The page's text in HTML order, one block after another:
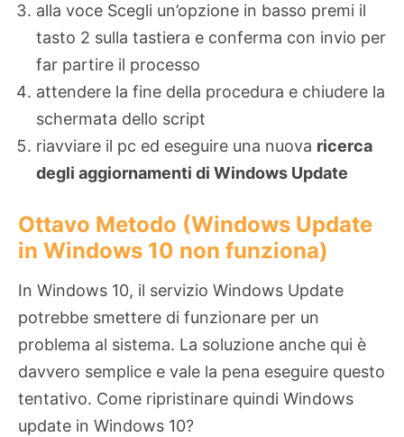
alla voce Scegli un’opzione in basso premi il
tasto 2 sulla tastiera e conferma con invio per
far partire il processo
attendere la fine della procedura e chiudere la
schermata dello script
riavviare il pc ed eseguire una nuova ricerca
degli aggiornamenti di Windows Update
Ottavo Metodo (Windows Update
in Windows 10 non funziona)
In Windows 10, il servizio Windows Update
potrebbe smettere di funzionare per un
problema al sistema. La soluzione anche qui è
davvero semplice e vale la pena eseguire questo
tentativo. Come ripristinare quindi Windows
update in Windows 10?